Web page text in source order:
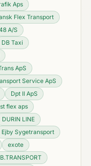
Aps
Flex Transport
A/S
DB Taxi
ApS
Service ApS
Dpt II ApS
flex aps
DURIN LINE
Ejby Sygetransport
exote